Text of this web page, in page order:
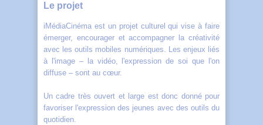
Le projet
iMédiaCinéma est un projet culturel qui vise à faire
émerger, encourager et accompagner la créativité
avec les outils mobiles numériques. Les enjeux liés
à l'image – la vidéo, l'expression de soi que l'on
diffuse – sont au cœur.
Un cadre très ouvert et large est donc donné pour
favoriser l'expression des jeunes avec des outils du
quotidien.